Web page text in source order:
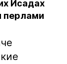
Исадах
перлами